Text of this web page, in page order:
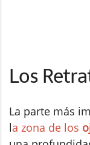
Los
La parte más
la zona de los